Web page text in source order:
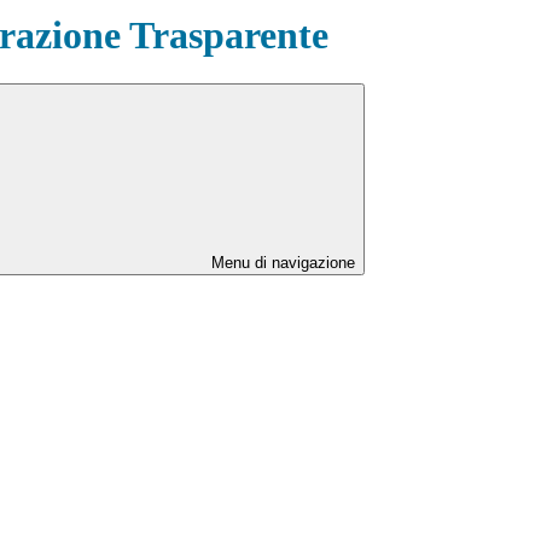
Trasparente
Menu di navigazione